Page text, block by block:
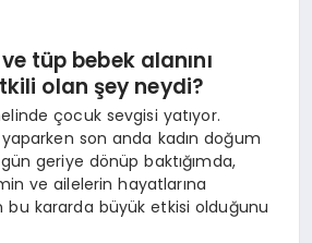
tüp bebek alanını
olan şey neydi?
çocuk sevgisi yatıyor.
son anda kadın doğum
geriye dönüp baktığımda,
ve ailelerin hayatlarına
kararda büyük etkisi olduğunu